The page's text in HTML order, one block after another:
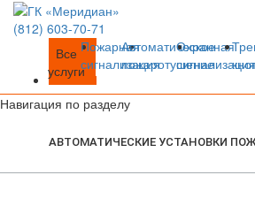
(812) 603-70-71
Все
услуги
Пожарная
сигнализация
Автоматическое
пожаротушение
Охранная
сигнализация
Навигация по разделу
АВТОМАТИЧЕСКИЕ УСТАНОВКИ